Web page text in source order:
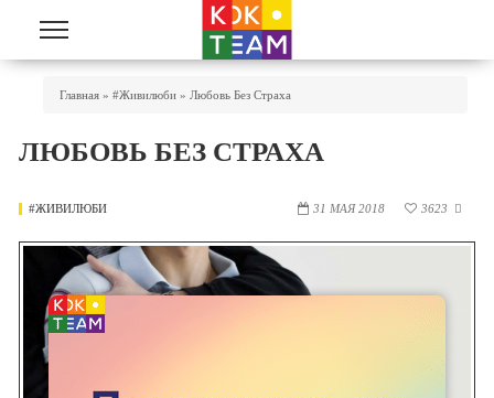
Перейти к основному содержанию
Главная » #живилюби » Любовь Без Страха
ЛЮБОВЬ БЕЗ СТРАХА
#ЖИВИЛЮБИ 31 МАЯ 2018 3623 